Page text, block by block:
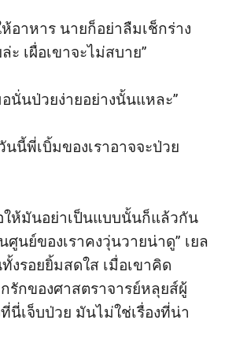
อาหาร นายก็อย่าลืมเช็กร่าง
ะ เผื่อเขาจะไม่สบาย”
นั่นป่วยง่ายอย่างนั้นแหละ”
นี้พี่เบิ้มของเราอาจจะป่วย
ให้มันอย่าเป็นแบบนั้นก็แล้วกัน
นย์ของเราคงวุ่นวายน่าดู” เยล
งรอยยิ้มสดใส เมื่อเขาคิด
รักของศาสตราจารย์หลุยส์ผู้
นี่เจ็บป่วย มันไม่ใช่เรื่องที่น่า